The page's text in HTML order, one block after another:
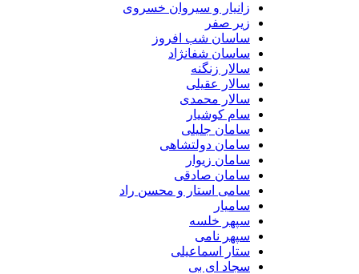
زانیار و سیروان خسروی
زیر صفر
ساسان شب افروز
ساسان شفانژاد
سالار زنگنه
سالار عقیلی
سالار محمدی
سام کوشیار
سامان جلیلی
سامان دولتشاهی
سامان زیوار
سامان صادقی
سامی استار و محسن راد
سامیار
سپهر خلسه
سپهر نامی
ستار اسماعیلی
سجاد ای بی